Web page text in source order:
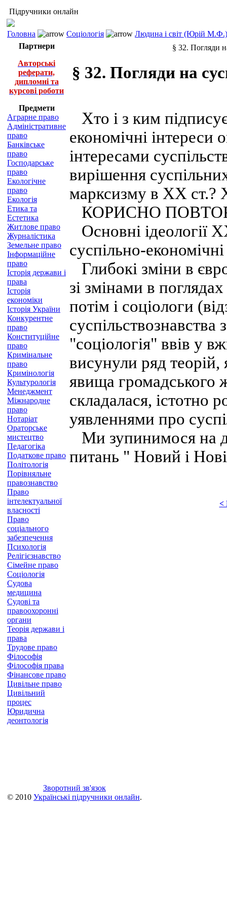
Підручники онлайн
Головна Соціологія
Людина і світ (Юрій М.Ф.)
Партнери
Авторські
реферати,
дипломні та
курсові роботи
Предмети
Аграрне право
Адміністративне
право
Банківське
право
Господарське
право
Екологічне
право
Екологія
Етика та
Естетика
Житлове право
Журналістика
Земельне право
Інформаційне
право
Історія держави і
права
Історія
економіки
Історія України
Конкурентне
право
Конституційне
право
Кримінальне
право
Кримінологія
Культурологія
Менеджмент
Міжнародне
право
Нотаріат
Ораторське
мистецтво
Педагогіка
Податкове право
Політологія
Порівняльне
правознавство
Право
інтелектуальної
власності
Право
соціального
забезпечення
Психологія
Релігієзнавство
Сімейне право
Соціологія
Судова
медицина
Судові та
правоохоронні
органи
Теорія держави і
права
Трудове право
Філософія
Філософія права
Фінансове право
Цивільне право
Цивільний
процес
Юридична
деонтологія
§ 32. Погляди
§ 32. Погляди на
Хто і з ким
економічні інтереси
інтересами
вирішення
марксизму в XX ст.?
КОРИСНО
Основні ідеології
суспільно-
Глибокі зміни в
зі змінами в
потім і соціологи
"соціологія" ввів у
висунули ряд теорій,
явища громадського
складалася, істотно
уявленнями про
Ми зупинимося на
питань " Новий і
<
Зворотний зв'язок
© 2010 Українські підручники онлайн.